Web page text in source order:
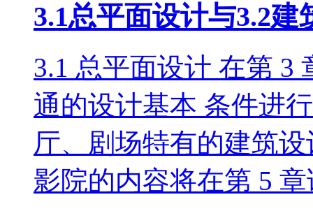
3.1总平面设计与3.2建
3.1 总平面设计 在第 3
通的设计基本 条件进
厅、剧场特有的建筑
影院的内容将在第 5